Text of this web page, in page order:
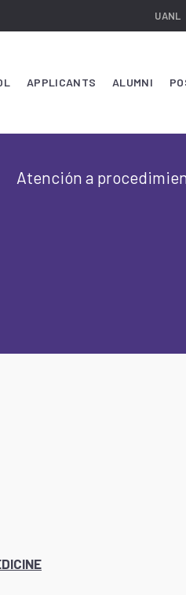
UANL
APPLICANTS ALUMNI
Atención a